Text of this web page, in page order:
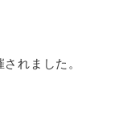
れました。